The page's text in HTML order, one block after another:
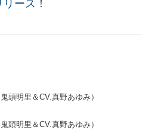
ース！
頭明里＆CV.真野あゆみ）
頭明里＆CV.真野あゆみ）